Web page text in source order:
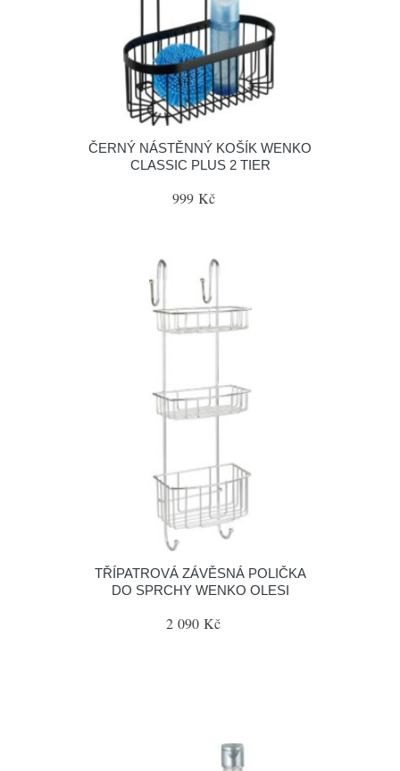
ČERNÝ NÁSTĚNNÝ KOŠÍK WENKO
CLASSIC PLUS 2 TIER
999 Kč
TŘÍPATROVÁ ZÁVĚSNÁ POLIČKA
DO SPRCHY WENKO OLESI
2 090 Kč